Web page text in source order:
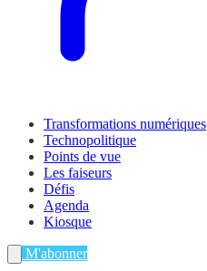
Transformations numériques
Technopolitique
Points de vue
Les faiseurs
Défis
Agenda
Kiosque
M'abonner